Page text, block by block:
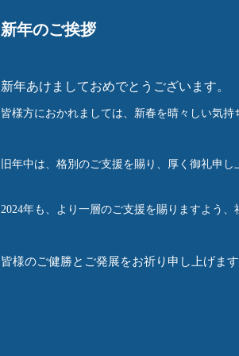
新年のご挨拶
新年あけましておめでとうございます。
皆様方におかれましては、新春を晴々しい気
旧年中は、格別のご支援を賜り、厚く御礼申し
2024年も、より一層のご支援を賜りますよう、
皆様のご健勝とご発展をお祈り申し上げます